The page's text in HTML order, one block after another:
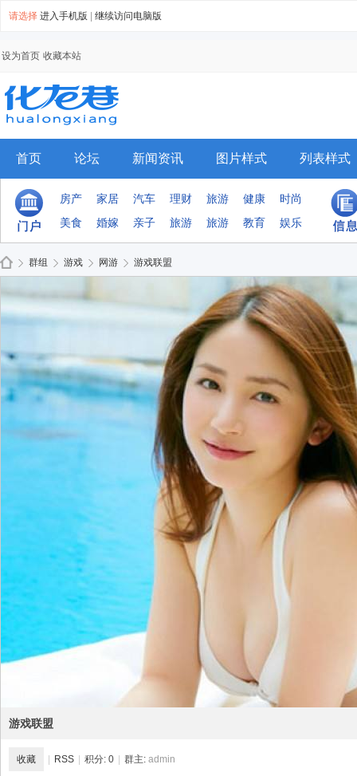
请选择 进入手机版 继续访问电脑版
设为首页 收藏本站
首页 论坛 新闻资讯 图片样式 列表样式
手机模板 排行榜 群组
房产 家居 汽车 理财 旅游 健康
时尚
美食
婚嫁 亲子 旅游 旅游 教育 娱乐
uz!
群组 游戏 网游 游戏联盟
游戏联盟
收藏 RSS 积分: 0 群主: admin